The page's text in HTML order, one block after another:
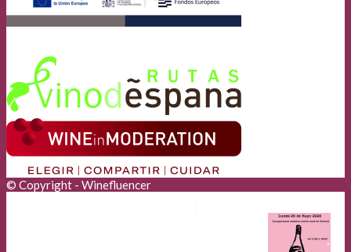
© Copyright - Winefluencer
Privacidad